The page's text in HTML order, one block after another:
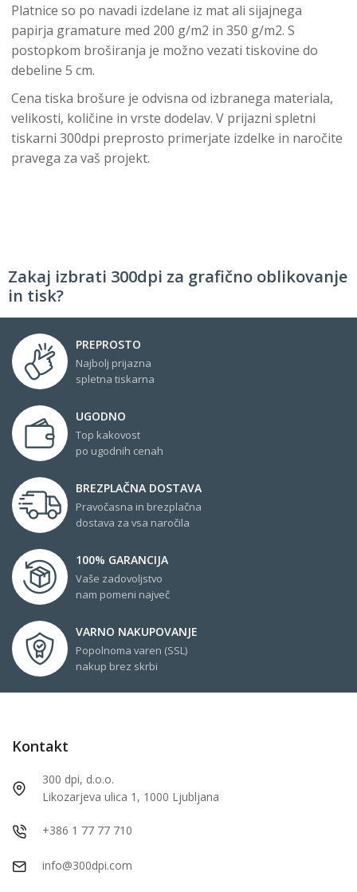
Platnice so po navadi izdelane iz mat ali sijajnega
papirja gramature med 200 g/m2 in 350 g/m2. S
postopkom broširanja je možno vezati tiskovine do
debeline 5 cm.
Cena tiska brošure je odvisna od izbranega materiala,
velikosti, količine in vrste dodelav. V prijazni spletni
tiskarni 300dpi preprosto primerjate izdelke in naročite
pravega za vaš projekt.
Zakaj izbrati 300dpi za grafično oblikovanje
in tisk?
PREPROSTO
Najbolj prijazna
spletna tiskarna
UGODNO
Top kakovost
po ugodnih cenah
BREZPLAČNA DOSTAVA
Pravočasna in brezplačna
dostava za vsa naročila
100% GARANCIJA
Vaše zadovoljstvo
nam pomeni največ
VARNO NAKUPOVANJE
Popolnoma varen (SSL)
nakup brez skrbi
Kontakt
300 dpi, d.o.o.
Likozarjeva ulica 1, 1000 Ljubljana
+386 1 77 77 710
info@300dpi.com